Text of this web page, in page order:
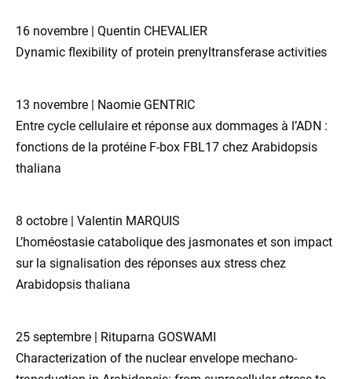
16 novembre | Quentin CHEVALIER
Dynamic flexibility of protein prenyltransferase activities
13 novembre | Naomie GENTRIC
Entre cycle cellulaire et réponse aux dommages à l’ADN :
fonctions de la protéine F-box FBL17 chez Arabidopsis
thaliana
8 octobre | Valentin MARQUIS
L’homéostasie catabolique des jasmonates et son impact
sur la signalisation des réponses aux stress chez
Arabidopsis thaliana
25 septembre | Rituparna GOSWAMI
Characterization of the nuclear envelope mechano-